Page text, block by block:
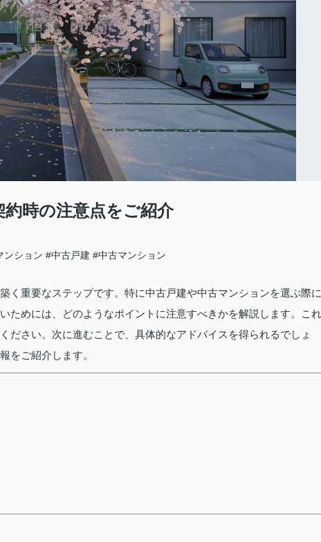
時の注意点をご紹介
ンション #中古戸建 #中古マンション
く重要なステップです。特に中古戸建や中古マンションを選ぶ際に
ためには、どのようなポイントに注意すべきかを解説します。これ
ださい。次に進むことで、具体的なアドバイスを得られるでしょ
をご紹介します。